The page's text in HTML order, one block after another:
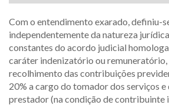
Com o entendimento exarado, definiu-
independentemente da natureza
constantes do acordo judicial
caráter indenizatório ou remuneratório,
recolhimento das contribuições
20% a cargo do tomador dos serviços e
prestador (na condição de contribuinte